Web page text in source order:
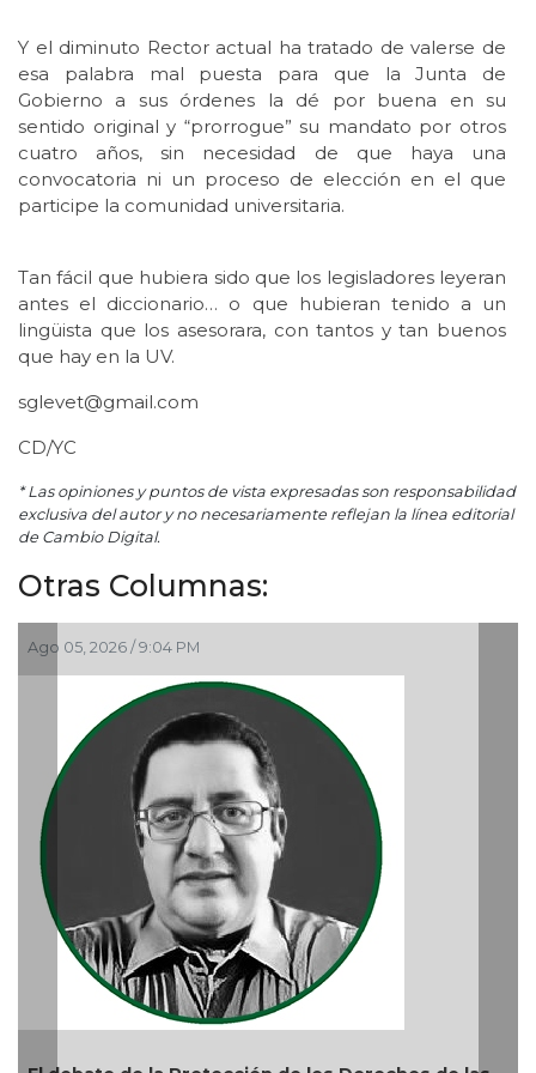
Y el diminuto Rector actual ha tratado de valerse de
esa palabra mal puesta para que la Junta de
Gobierno a sus órdenes la dé por buena en su
sentido original y “prorrogue” su mandato por otros
cuatro años, sin necesidad de que haya una
convocatoria ni un proceso de elección en el que
participe la comunidad universitaria.
Tan fácil que hubiera sido que los legisladores leyeran
antes el diccionario… o que hubieran tenido a un
lingüista que los asesorara, con tantos y tan buenos
que hay en la UV.
sglevet@gmail.com
CD/YC
* Las opiniones y puntos de vista expresadas son responsabilidad
exclusiva del autor y no necesariamente reflejan la línea editorial
de Cambio Digital.
Otras Columnas: